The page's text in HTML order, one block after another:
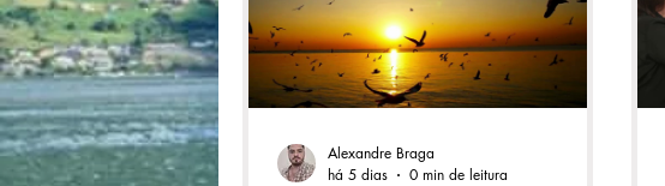
Alexandre Braga
há 5 dias
0 min de leitura